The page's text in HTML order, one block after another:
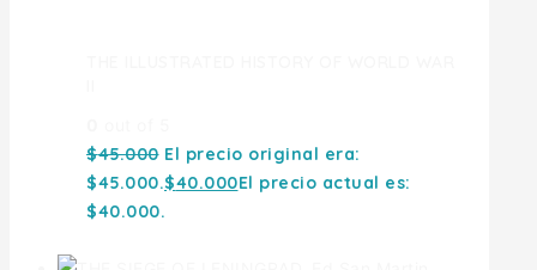
$45.000 El precio original era:
$45.000.$40.000El precio actual es:
$40.000.